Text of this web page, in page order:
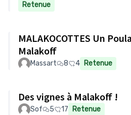
Retenue
MALAKOCOTTES Un
Malakoff
Massart 8 4 Retenue
Des vignes à Malakoff !
Sof 5 17 Retenue